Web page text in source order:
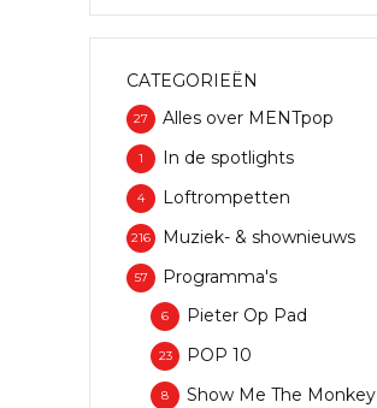
CATEGORIEËN
Alles over MENTpop
27
In de spotlights
1
Loftrompetten
4
Muziek- & shownieuws
216
Programma's
57
Pieter Op Pad
6
POP 10
23
Show Me The Monkey
8